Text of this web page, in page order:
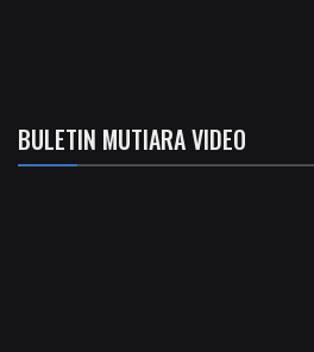
BULETIN MUTIARA VIDEO